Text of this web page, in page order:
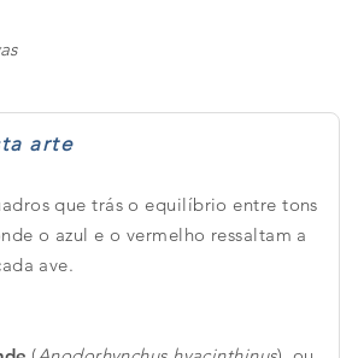
arte
que trás o equilíbrio entre tons
o azul e o vermelho ressaltam a
ave.